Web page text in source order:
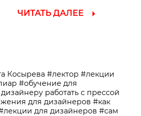
ЧИТАТЬ ДАЛЕЕ
Косырева #лектор #лекции
#обучение для
работать с прессой
для дизайнеров #как
для дизайнеров #сам